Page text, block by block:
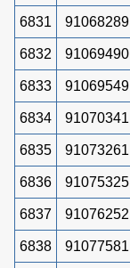
6831 91068289
6832 91069490
6833 91069549
6834 91070341
6835 91073261
6836 91075325
6837 91076252
6838 91077581